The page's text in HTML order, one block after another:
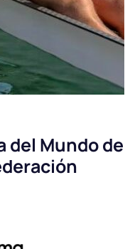
del Mundo de